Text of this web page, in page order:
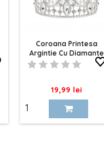
Coroana Printesa
Argintie Cu Diamante
Pentru Tort, 9cm
Pret
19,99 lei